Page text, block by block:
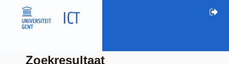
Zoekresultaat